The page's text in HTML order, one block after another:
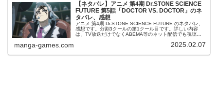
【ネタバレ】アニメ 第4期 Dr.STONE SCIENCE
FUTURE 第5話「DOCTOR VS. DOCTOR」のネ
タバレ、感想
アニメ 第4期 Dr.STONE SCIENCE FUTURE のネタバレ、
感想です。分割3クールの第1クール目です。詳しい内容
は、TV放送だけでなくABEMA等のネット配信でも視聴出
manga-games.com 2025.02.07